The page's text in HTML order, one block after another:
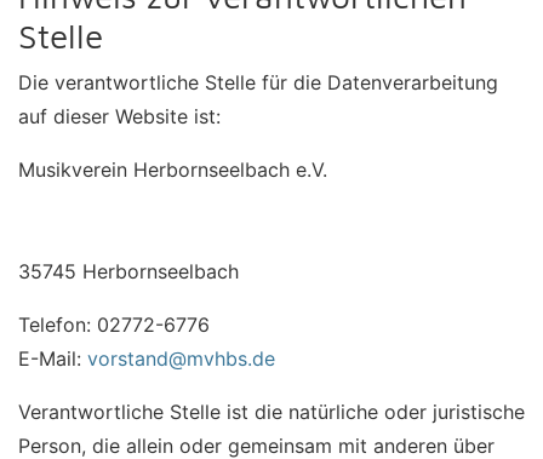
Stelle
Die verantwortliche Stelle für die Datenverarbeitung
auf dieser Website ist:
Musikverein Herbornseelbach e.V.
35745 Herbornseelbach
Telefon: 02772-6776
E-Mail: vorstand@mvhbs.de
Verantwortliche Stelle ist die natürliche oder juristische
Person, die allein oder gemeinsam mit anderen über